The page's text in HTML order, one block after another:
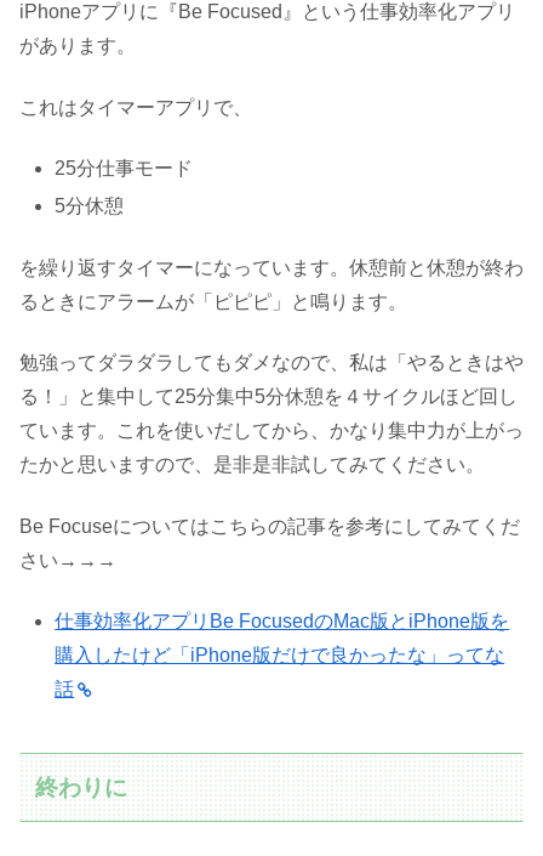
iPhoneアプリに『Be Focused』という仕事効率化アプリ
があります。
これはタイマーアプリで、
25分仕事モード
5分休憩
を繰り返すタイマーになっています。休憩前と休憩が終わ
るときにアラームが「ピピピ」と鳴ります。
勉強ってダラダラしてもダメなので、私は「やるときはや
る！」と集中して25分集中5分休憩を４サイクルほど回し
ています。これを使いだしてから、かなり集中力が上がっ
たかと思いますので、是非是非試してみてください。
Be Focuseについてはこちらの記事を参考にしてみてくだ
さい→→→
仕事効率化アプリBe FocusedのMac版とiPhone版を
購入したけど「iPhone版だけで良かったな」ってな
話
終わりに